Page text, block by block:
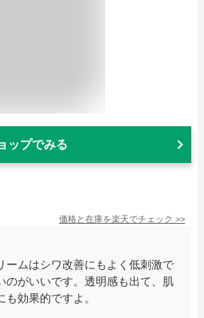
ップでみる
価格と在庫を楽天でチェック >>
ームはシワ改善にもよく低刺激で
のがいいです。透明感も出て、肌
効果的ですよ。